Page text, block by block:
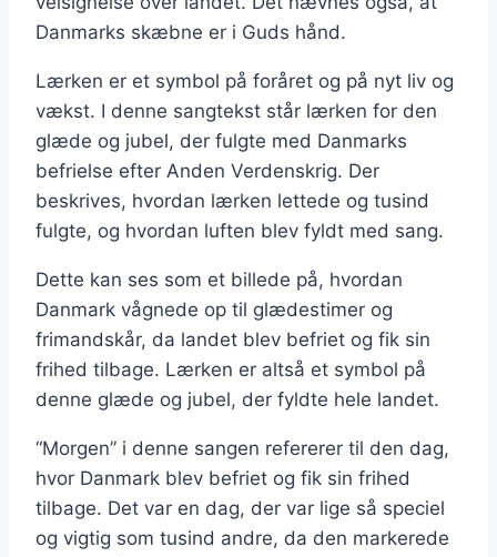
Danmarks skæbne er i Guds hånd.
Lærken er et symbol på foråret og på nyt liv og
vækst. I denne sangtekst står lærken for den
glæde og jubel, der fulgte med Danmarks
befrielse efter Anden Verdenskrig. Der
beskrives, hvordan lærken lettede og tusind
fulgte, og hvordan luften blev fyldt med sang.
Dette kan ses som et billede på, hvordan
Danmark vågnede op til glædestimer og
frimandskår, da landet blev befriet og fik sin
frihed tilbage. Lærken er altså et symbol på
denne glæde og jubel, der fyldte hele landet.
“Morgen” i denne sangen refererer til den dag,
hvor Danmark blev befriet og fik sin frihed
tilbage. Det var en dag, der var lige så speciel
og vigtig som tusind andre, da den markerede